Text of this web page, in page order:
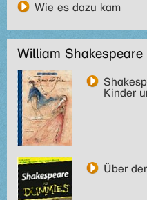
Wie es dazu kam
William
Kinder
Über